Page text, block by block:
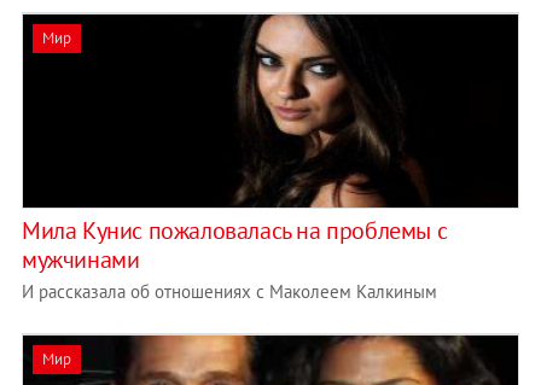
Мир
Мила Кунис пожаловалась на проблемы с
мужчинами
И рассказала об отношениях с Маколеем Калкиным
Мир